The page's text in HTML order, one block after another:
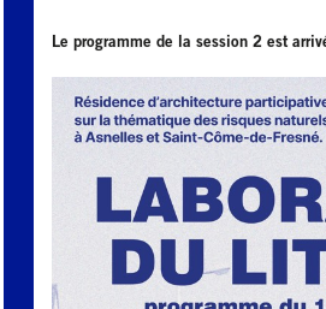
Le programme de la session 2 est